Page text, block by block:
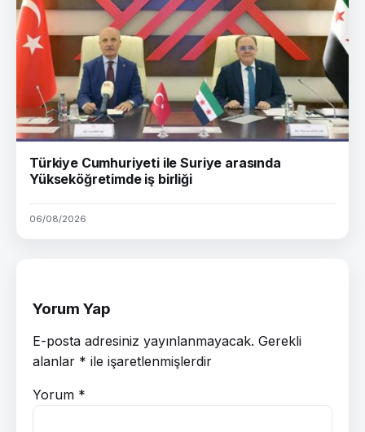
Türkiye Cumhuriyeti ile Suriye arasında
Yükseköğretimde iş birliği
06/08/2026
Yorum Yap
E-posta adresiniz yayınlanmayacak. Gerekli
alanlar * ile işaretlenmişlerdir
Yorum *